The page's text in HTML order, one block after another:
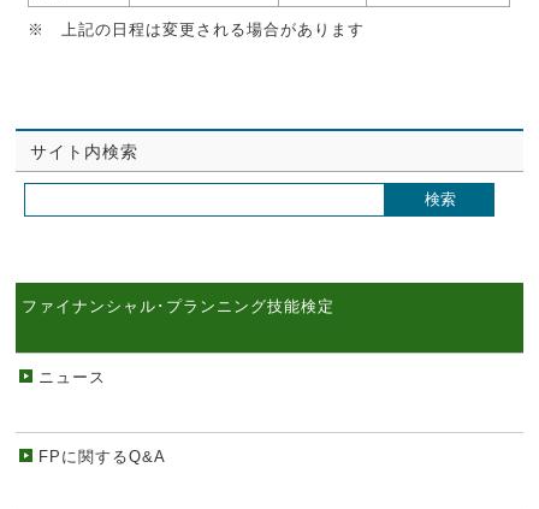
※ 上記の日程は変更される場合があります
サイト内検索
ファイナンシャル･プランニング技能検定
ニュース
FPに関するQ&A